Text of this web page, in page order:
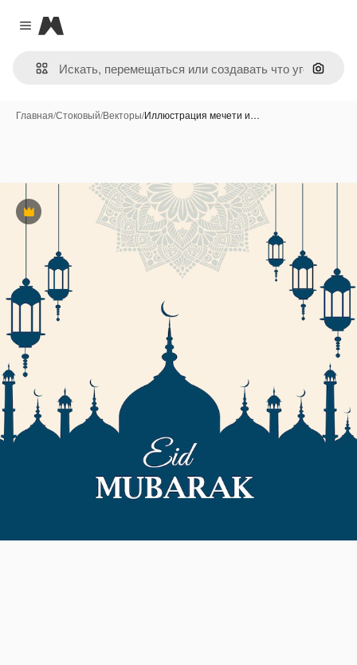
Close menu
Magnific
Поиск
Главная/Стоковый/Векторы/Иллюстрация мечети и…
Премиум